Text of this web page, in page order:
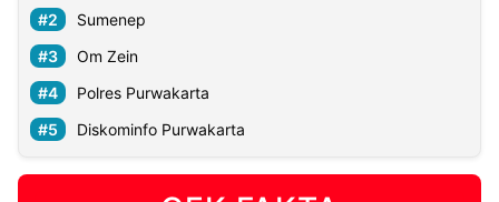
Sumenep
Om Zein
Polres Purwakarta
Diskominfo Purwakarta